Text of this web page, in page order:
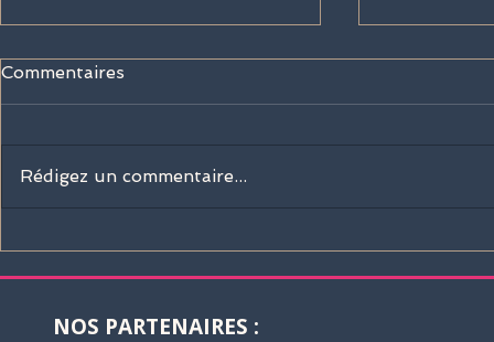
Commentaires
Rédigez un commentaire...
NOS PARTENAIRES :